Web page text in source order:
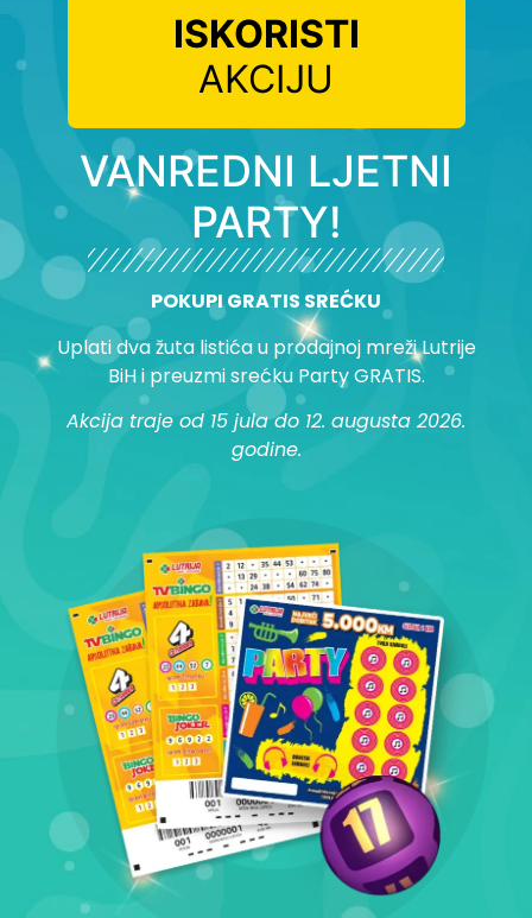
ISKORISTI
AKCIJU
VANREDNI LJETNI
PARTY!
POKUPI GRATIS SREĆKU
Uplati dva žuta listića u prodajnoj mreži Lutrije
BiH i preuzmi srećku Party GRATIS.
Akcija traje od 15 jula do 12. augusta 2026.
godine.